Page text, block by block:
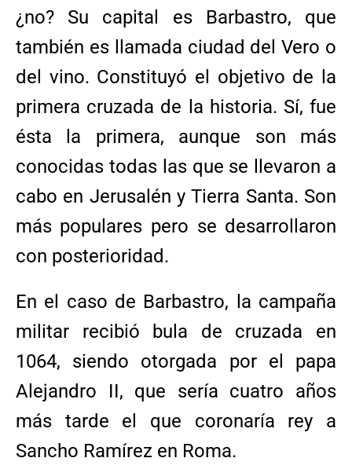
¿no? Su capital es Barbastro, que
también es llamada ciudad del Vero o
del vino. Constituyó el objetivo de la
primera cruzada de la historia. Sí, fue
ésta la primera, aunque son más
conocidas todas las que se llevaron a
cabo en Jerusalén y Tierra Santa. Son
más populares pero se desarrollaron
con posterioridad.
En el caso de Barbastro, la campaña
militar recibió bula de cruzada en
1064, siendo otorgada por el papa
Alejandro II, que sería cuatro años
más tarde el que coronaría rey a
Sancho Ramírez en Roma.